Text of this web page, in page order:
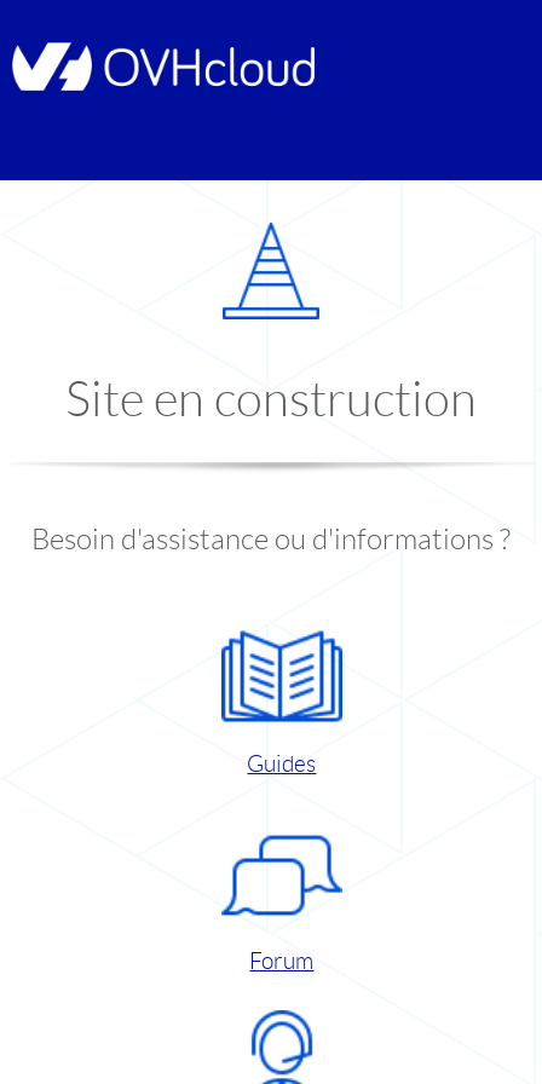
Site en construction
Besoin d'assistance ou d'informations ?
Guides
Forum